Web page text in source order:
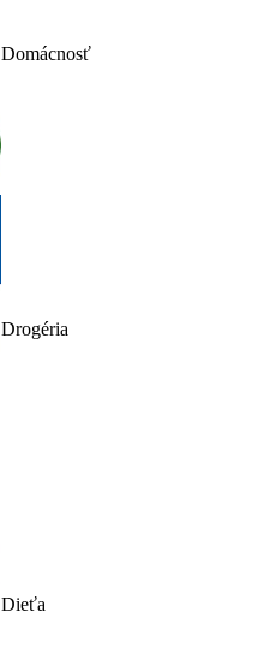
Domácnosť
Drogéria
Dieťa